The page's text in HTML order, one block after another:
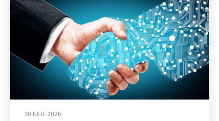
30 IULIE 2026